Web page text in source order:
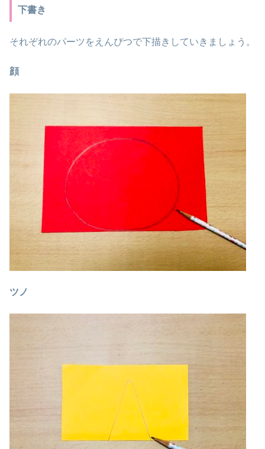
下書き
それぞれのパーツをえんぴつで下描きしていきましょう。
顔
ツノ